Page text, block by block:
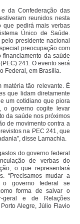
da Confederação das
reunidos nesta
que pedirá mais verbas
Único de Saúde.
presidente nacional
preocupação com
financiamento da saúde
241. O evento será
Federal, em Brasília.
matéria tão relevante. É
que lidam diretamente
um cotidiano que piora
o governo cogite levar
da saúde nos próximos
de movimento contra a
na PEC 241, que
disse Lamachia.
do governo federal
de verbas do
o que representará
“Precisamos mudar a
o governo federal se
forma de salvar o
geral e de Relações
Alegre, Júlio Flavio